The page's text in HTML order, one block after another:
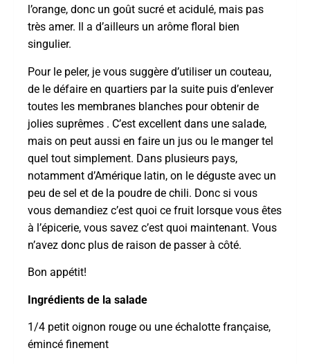
l’orange, donc un goût sucré et acidulé, mais pas
très amer. Il a d’ailleurs un arôme floral bien
singulier.
Pour le peler, je vous suggère d’utiliser un couteau,
de le défaire en quartiers par la suite puis d’enlever
toutes les membranes blanches pour obtenir de
jolies suprêmes . C’est excellent dans une salade,
mais on peut aussi en faire un jus ou le manger tel
quel tout simplement. Dans plusieurs pays,
notamment d’Amérique latin, on le déguste avec un
peu de sel et de la poudre de chili. Donc si vous
vous demandiez c’est quoi ce fruit lorsque vous êtes
à l’épicerie, vous savez c’est quoi maintenant. Vous
n’avez donc plus de raison de passer à côté.
Bon appétit!
Ingrédients de la salade
1/4 petit oignon rouge ou une échalotte française,
émincé finement